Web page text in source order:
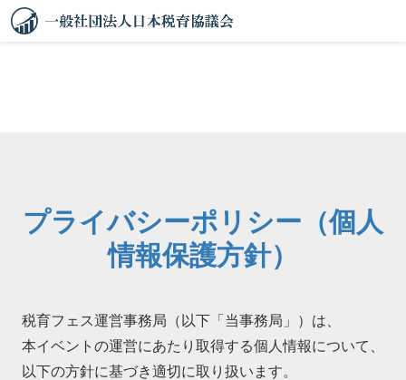
プライバシーポリシー（個人
情報保護方針）
税育フェス運営事務局（以下「当事務局」）は、
本イベントの運営にあたり取得する個人情報について、
以下の方針に基づき適切に取り扱います。